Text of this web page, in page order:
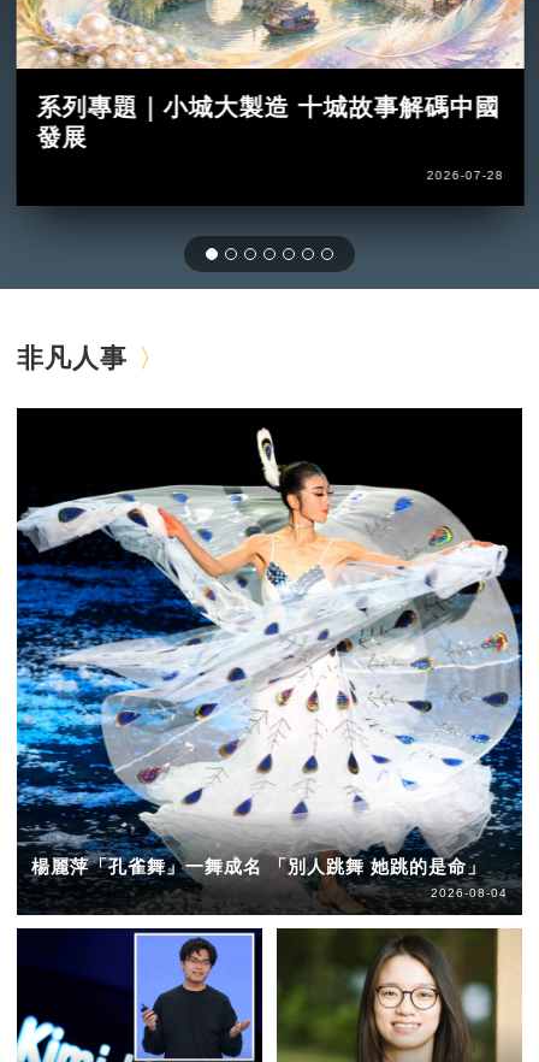
系列專題｜小城大製造 十城故事解碼中國
發展
2026-07-28
非凡人事
楊麗萍「孔雀舞」一舞成名 「別人跳舞 她跳的是命」
2026-08-04